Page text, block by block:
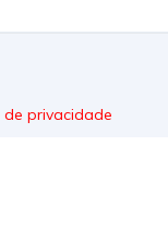
privacidade